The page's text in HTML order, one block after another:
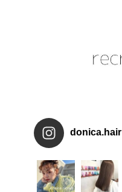
donica.hair